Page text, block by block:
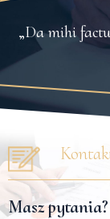
„Da mihi
Masz